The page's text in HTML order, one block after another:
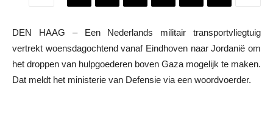
DEN HAAG – Een Nederlands militair transportvliegtuig
vertrekt woensdagochtend vanaf Eindhoven naar Jordanië om
het droppen van hulpgoederen boven Gaza mogelijk te maken.
Dat meldt het ministerie van Defensie via een woordvoerder.